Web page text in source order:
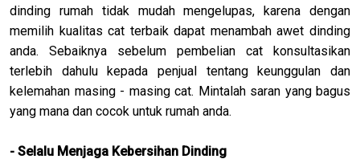
dinding rumah tidak mudah mengelupas, karena dengan
memilih kualitas cat terbaik dapat menambah awet dinding
anda. Sebaiknya sebelum pembelian cat konsultasikan
terlebih dahulu kepada penjual tentang keunggulan dan
kelemahan masing - masing cat. Mintalah saran yang bagus
yang mana dan cocok untuk rumah anda.
- Selalu Menjaga Kebersihan Dinding